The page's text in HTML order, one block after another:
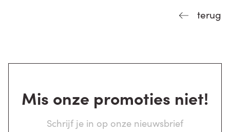
terug
Mis onze promoties niet!
Schrijf je in op onze nieuwsbrief